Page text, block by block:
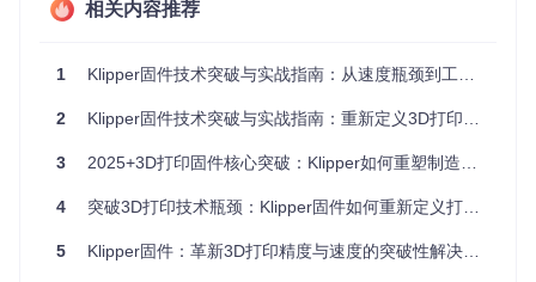
操作命令
点
G1 X100 Y100 F600
0
移动至工作台中心位置
MEASURE_AXIS_SKEW 启动轴倾斜测量程序
的抑制效果
相关内容推荐
1 Klipper固件技术突破与实战指南：从速度瓶颈到工业级精度的跨越
2 Klipper固件技术突破与实战指南：重新定义3D打印精度与速度
3 2025+3D打印固件核心突破：Klipper如何重塑制造业生产范式
4 突破3D打印技术瓶颈：Klipper固件如何重新定义打印精度与速度
5 Klipper固件：革新3D打印精度与速度的突破性解决方案